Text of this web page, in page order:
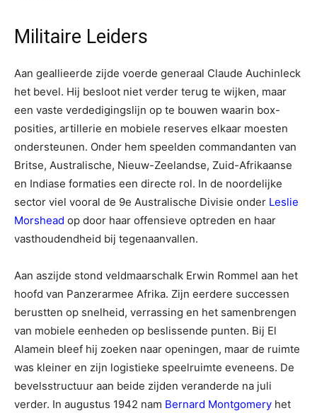
Militaire Leiders
Aan geallieerde zijde voerde generaal Claude Auchinleck
het bevel. Hij besloot niet verder terug te wijken, maar
een vaste verdedigingslijn op te bouwen waarin box-
posities, artillerie en mobiele reserves elkaar moesten
ondersteunen. Onder hem speelden commandanten van
Britse, Australische, Nieuw-Zeelandse, Zuid-Afrikaanse
en Indiase formaties een directe rol. In de noordelijke
sector viel vooral de 9e Australische Divisie onder Leslie
Morshead op door haar offensieve optreden en haar
vasthoudendheid bij tegenaanvallen.
Aan aszijde stond veldmaarschalk Erwin Rommel aan het
hoofd van Panzerarmee Afrika. Zijn eerdere successen
berustten op snelheid, verrassing en het samenbrengen
van mobiele eenheden op beslissende punten. Bij El
Alamein bleef hij zoeken naar openingen, maar de ruimte
was kleiner en zijn logistieke speelruimte eveneens. De
bevelsstructuur aan beide zijden veranderde na juli
verder. In augustus 1942 nam Bernard Montgomery het